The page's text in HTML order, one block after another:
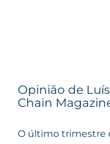
Opinião de
Chain
O último trimestre